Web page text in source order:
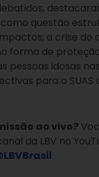
questão
a crise do
forma de
pessoas idosas nas
para o SUAS
ao vivo?
da LBV no